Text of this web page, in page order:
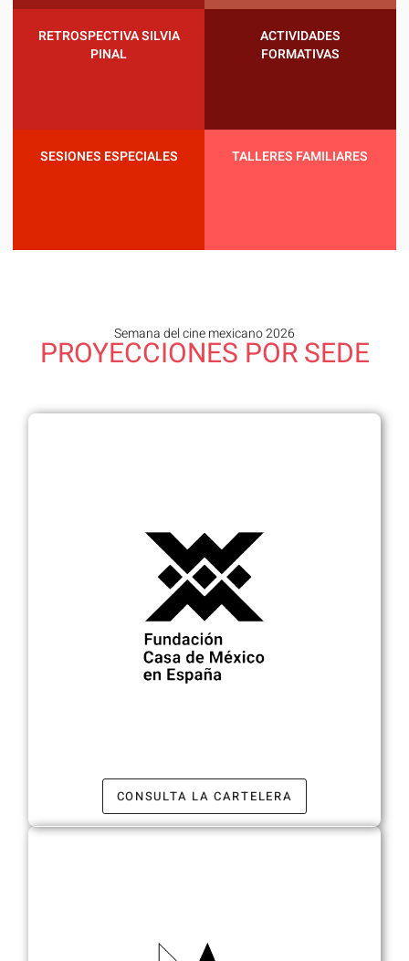
RETROSPECTIVA SILVIA
PINAL
ACTIVIDADES
FORMATIVAS
SESIONES ESPECIALES TALLERES FAMILIARES
Semana del cine mexicano 2026
PROYECCIONES POR SEDE
CONSULTA LA CARTELERA